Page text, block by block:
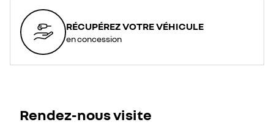
RÉCUPÉREZ VOTRE VÉHICULE
en concession
Rendez-nous visite